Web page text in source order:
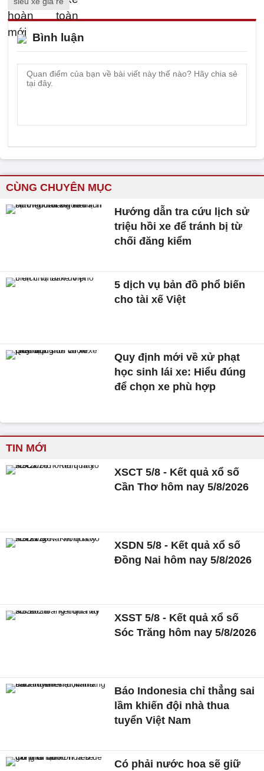
Bình luận
CÙNG CHUYÊN MỤC
Hướng dẫn tra cứu lịch sử
triệu hồi xe để tránh bị từ
chối đăng kiểm
5 dịch vụ bản đồ phổ biến
cho tài xế Việt
Quy định mới về xử phạt
học sinh lái xe: Hiểu đúng
để chọn xe phù hợp
TIN MỚI
XSCT 5/8 - Kết quả xổ số
Cần Thơ hôm nay 5/8/2026
XSDN 5/8 - Kết quả xổ số
Đồng Nai hôm nay 5/8/2026
XSST 5/8 - Kết quả xổ số
Sóc Trăng hôm nay 5/8/2026
Báo Indonesia chỉ thẳng sai
lầm khiến đội nhà thua
tuyển Việt Nam
Có phải nước hoa sẽ giữ